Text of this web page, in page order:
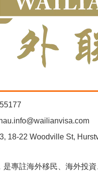
18-22 Woodville St,
是專註海外移民、海外投